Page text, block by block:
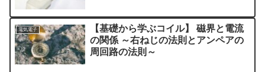
電気電子
【基礎から学ぶコイル】 磁界と電流
の関係 ～右ねじの法則とアンペアの
周回路の法則～